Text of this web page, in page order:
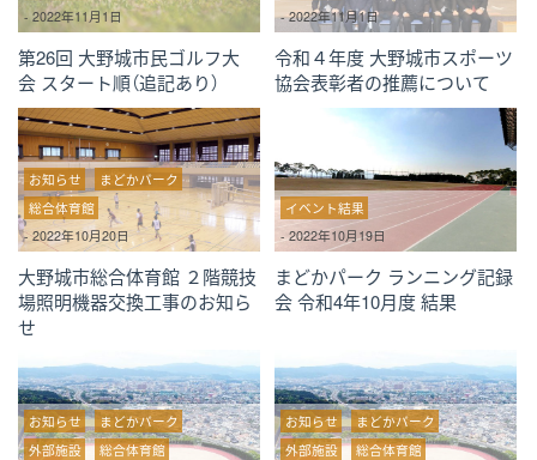
-2022年11月1日
第26回 大野城市民ゴルフ大
会 スタート順（追記あり）
-2022年11月1日
令和４年度 大野城市スポーツ
協会表彰者の推薦について
お知らせ
まどかパーク
総合体育館
-2022年10月20日
大野城市総合体育館 ２階競技
場照明機器交換工事のお知ら
せ
イベント結果
-2022年10月19日
まどかパーク ランニング記録
会 令和4年10月度 結果
お知らせ
まどかパーク
外部施設
総合体育館
お知らせ
まどかパーク
外部施設
総合体育館